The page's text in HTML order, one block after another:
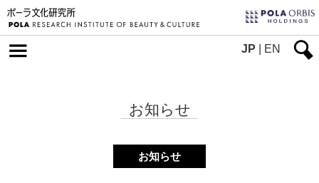
JP EN
お知らせ
お知らせ